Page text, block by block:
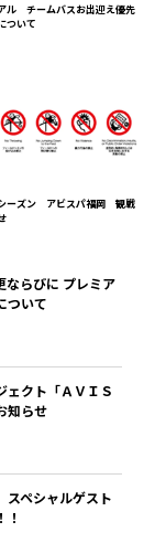
ル チームバスお出迎え優先
ついて
ーズン アビスパ福岡 観戦
らびに プレミア
ついて
ェクト「ＡＶＩＳ
知らせ
ペシャルゲスト